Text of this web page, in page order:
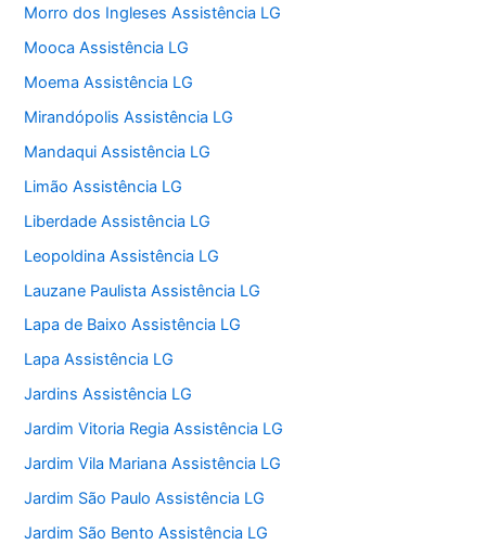
Morro dos Ingleses Assistência LG
Mooca Assistência LG
Moema Assistência LG
Mirandópolis Assistência LG
Mandaqui Assistência LG
Limão Assistência LG
Liberdade Assistência LG
Leopoldina Assistência LG
Lauzane Paulista Assistência LG
Lapa de Baixo Assistência LG
Lapa Assistência LG
Jardins Assistência LG
Jardim Vitoria Regia Assistência LG
Jardim Vila Mariana Assistência LG
Jardim São Paulo Assistência LG
Jardim São Bento Assistência LG